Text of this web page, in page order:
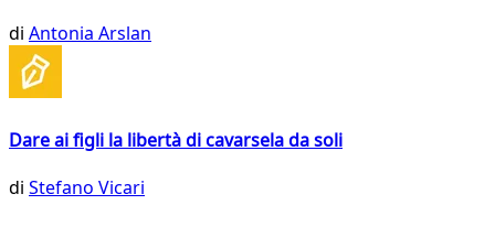
di Antonia Arslan
Dare ai figli la libertà di cavarsela da soli
di Stefano Vicari